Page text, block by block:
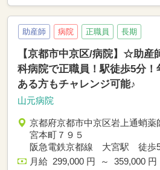
助産師 病院 正職員 長期
【京都市中京区/病院】☆助
科病院で正職員！駅徒歩5分
ある方もチャレンジ可能♪
山元病院
京都府京都市中京区岩上通蛸薬
宮本町７９５
阪急電鉄京都線 大宮駅 徒歩
月給 299,000 円 ～ 359,000 円